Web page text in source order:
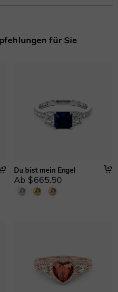
für Sie
Du bist mein Engel
Ab $665.50